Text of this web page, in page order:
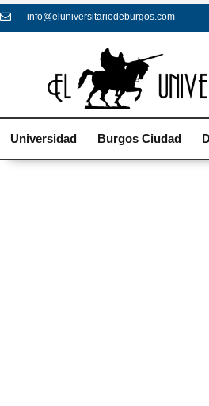
info@eluniversitariodeburgos.com
Universidad Burgos Ciudad